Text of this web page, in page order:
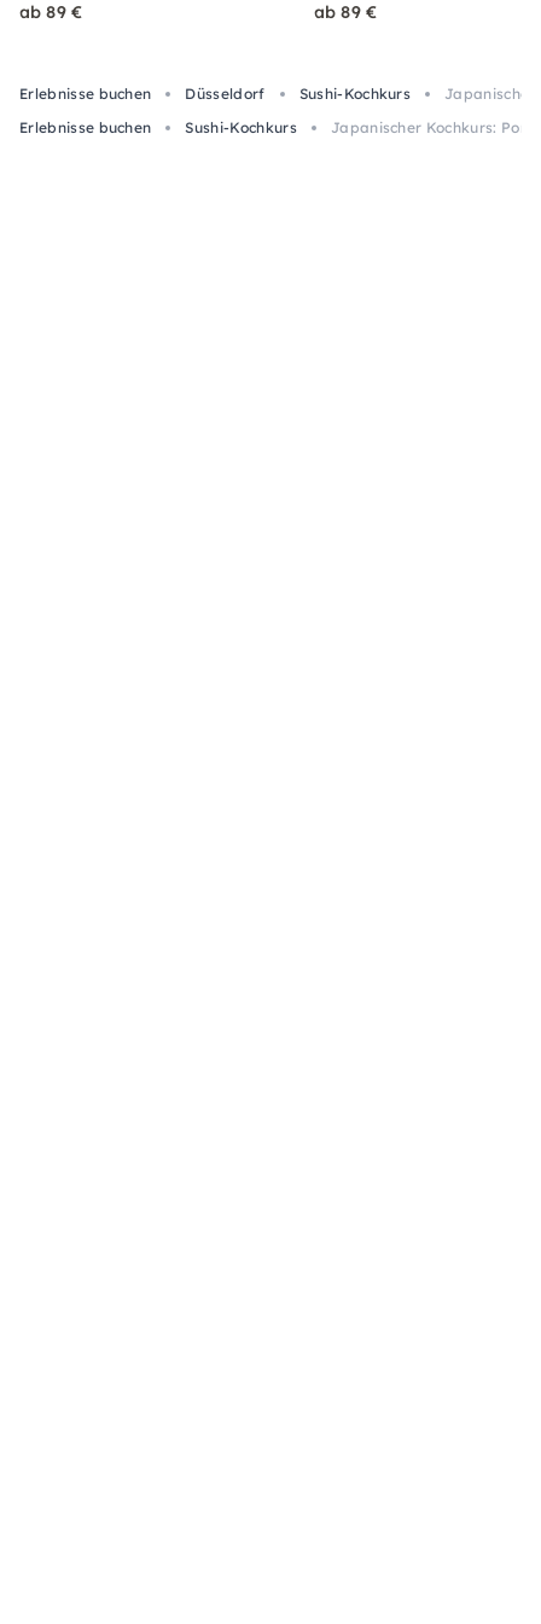
ab 89 € ab 89 €
Erlebnisse buchen Düsseldorf Sushi-Kochkurs
Japanischer
Erlebnisse buchen
Sushi-Kochkurs Japanischer Kochkurs: